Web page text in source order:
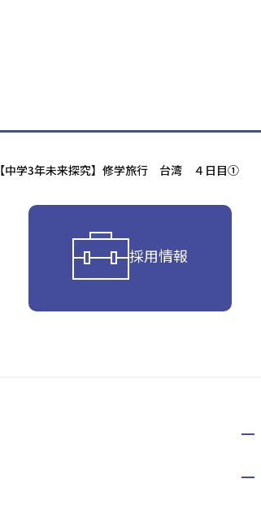
【中学3年未来探究】修学旅行 台湾 ４日目①
採用情報